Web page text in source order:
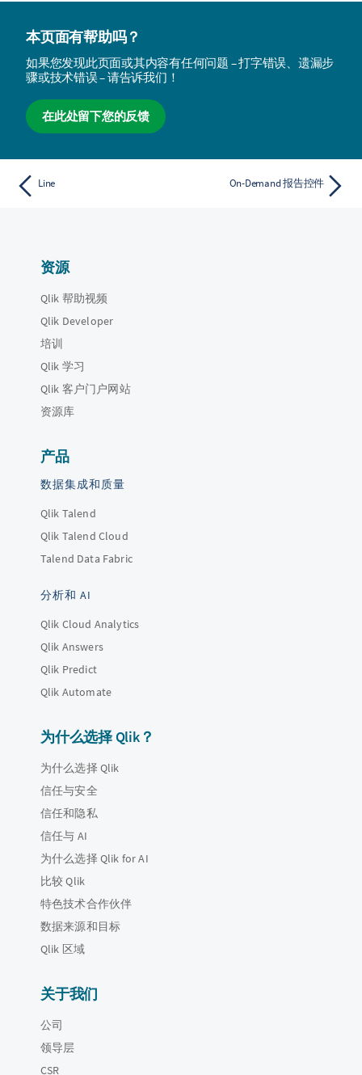
本页面有帮助吗？
如果您发现此页面或其内容有任何问题 – 打字错误、遗漏步
骤或技术错误 – 请告诉我们！
在此处留下您的反馈
Line On-Demand 报告控件
资源
Qlik 帮助视频
Qlik Developer
培训
Qlik 学习
Qlik 客户门户网站
资源库
产品
数据集成和质量
Qlik Talend
Qlik Talend Cloud
Talend Data Fabric
分析和 AI
Qlik Cloud Analytics
Qlik Answers
Qlik Predict
Qlik Automate
为什么选择 Qlik？
为什么选择 Qlik
信任与安全
信任和隐私
信任与 AI
为什么选择 Qlik for AI
比较 Qlik
特色技术合作伙伴
数据来源和目标
Qlik 区域
关于我们
公司
领导层
CSR